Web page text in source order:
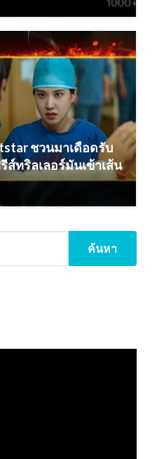
ชวนมาเดือดรับ
ส์ทริลเลอร์มันเข้าเส้น